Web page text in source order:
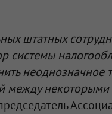
штатных
системы
неоднозначное
между некоторыми